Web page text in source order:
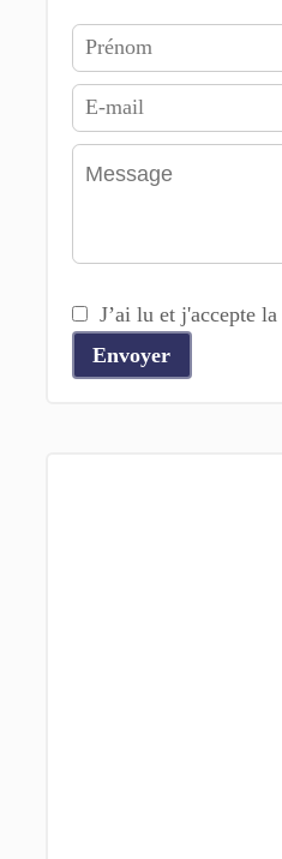
J’ai lu et j'accepte la
Envoyer